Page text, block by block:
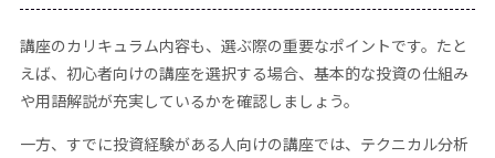
講座のカリキュラム内容も、選ぶ際の重要なポイントです。たと
えば、初心者向けの講座を選択する場合、基本的な投資の仕組み
や用語解説が充実しているかを確認しましょう。
一方、すでに投資経験がある人向けの講座では、テクニカル分析